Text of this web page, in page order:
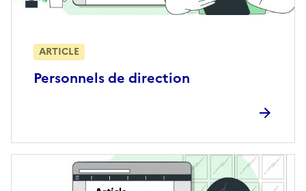
Personnels de direction
ARTICLE